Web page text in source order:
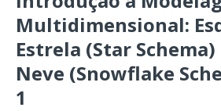
Multidimensional:
Estrela (Star Schema)
Neve (Snowflake
1